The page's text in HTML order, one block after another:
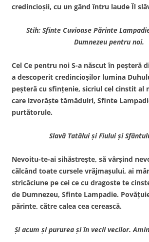
credincioşii, cu un gând întru laude Îl
Stih: Sfinte Cuvioase Părinte
Dumnezeu pentru noi.
Cel Ce pentru noi S-a născut în peşteră
a descoperit credincioşilor lumina
peşteră cu sfinţenie, sicriul cel cinstit al
care izvorăşte tămăduiri, Sfinte
purtătorule.
Slavă Tatălui şi Fiului şi
Nevoitu-te-ai sihăstreşte, să vârşind
călcând toate cursele vrăjmaşului, ai
stricăciune pe cei ce cu dragoste te
de Dumnezeu, Sfinte Lampadie.
părinte, către calea cea cerească.
Şi acum şi pururea şi în vecii vecilor.